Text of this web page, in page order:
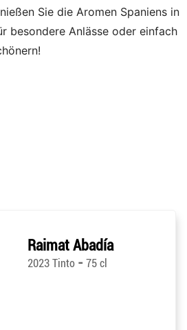
Sie die Aromen Spaniens in
besondere Anlässe oder einfach
Raimat Abadía
2023 Tinto -75 cl